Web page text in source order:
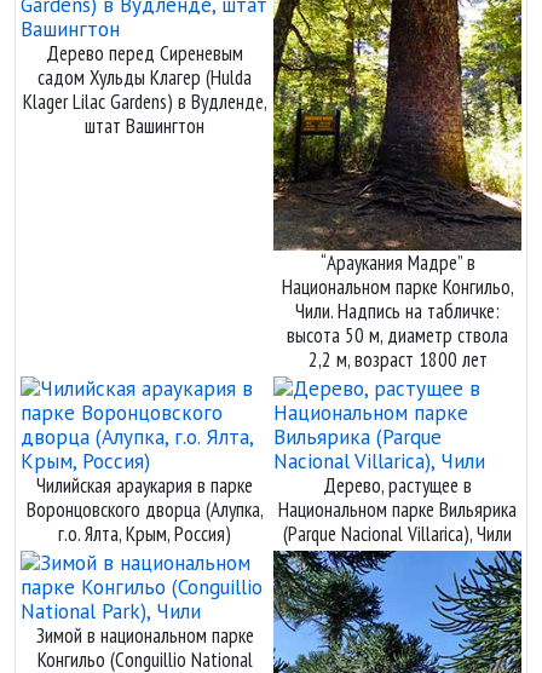
Дерево перед Сиреневым
садом Хульды Клагер (Hulda
Klager Lilac Gardens) в Вудленде,
штат Вашингтон
“Араукания Мадре” в
Национальном парке Конгильо,
Чили. Надпись на табличке:
высота 50 м, диаметр ствола
2,2 м, возраст 1800 лет
Чилийская араукария в парке
Воронцовского дворца (Алупка,
г.о. Ялта, Крым, Россия)
Дерево, растущее в
Национальном парке Вильярика
(Parque Nacional Villarica), Чили
Зимой в национальном парке
Конгильо (Conguillio National